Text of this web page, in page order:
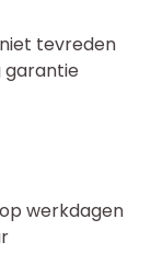
tevreden
garantie
werkdagen